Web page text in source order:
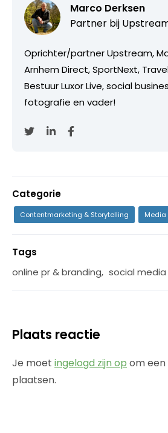
Marco Derksen
Partner bij
Oprichter/partner Upstream,
Arnhem Direct, SportNext,
Bestuur Luxor Live, social
fotografie en vader!
Categorie
Contentmarketing & Storytelling Media
Tags
online pr & branding, social
Plaats reactie
Je moet ingelogd zijn op om
plaatsen.